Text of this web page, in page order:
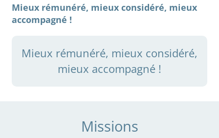
Mieux rémunéré, mieux considéré, mieux
accompagné !
Mieux rémunéré, mieux considéré,
mieux accompagné !
Missions